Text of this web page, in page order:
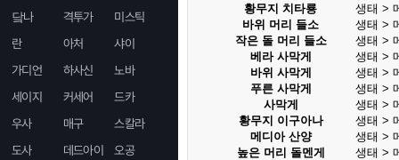
닼나
격투가
미스틱
란
아처
샤이
가디언
하사신
노바
세이지
커세어
드카
우사
매구
스칼라
도사
데드아이
오공
황무지 치타룡
생태 >
바위 머리 들소
생태 >
작은 돌 머리 들소
생태 >
베라 사막게
생태 >
바위 사막게
생태 >
푸른 사막게
생태 >
사막게
생태 >
황무지 이구아나
생태 >
메디아 산양
생태 >
높은 머리 돌멘게
생태 >